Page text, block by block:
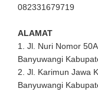
082331679719
ALAMAT
1. Jl. Nuri Nomor
Banyuwangi
2. Jl. Karimun Jawa
Banyuwangi